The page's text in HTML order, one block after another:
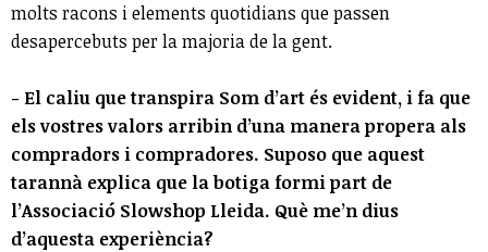
molts racons i elements quotidians que passen
desapercebuts per la majoria de la gent.
- El caliu que transpira Som d’art és evident, i fa que
els vostres valors arribin d’una manera propera als
compradors i compradores. Suposo que aquest
tarannà explica que la botiga formi part de
l’Associació Slowshop Lleida. Què me’n dius
d’aquesta experiència?